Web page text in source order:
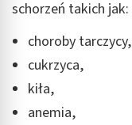
schorzeń takich jak:
choroby tarczycy,
cukrzyca,
kiła,
anemia,